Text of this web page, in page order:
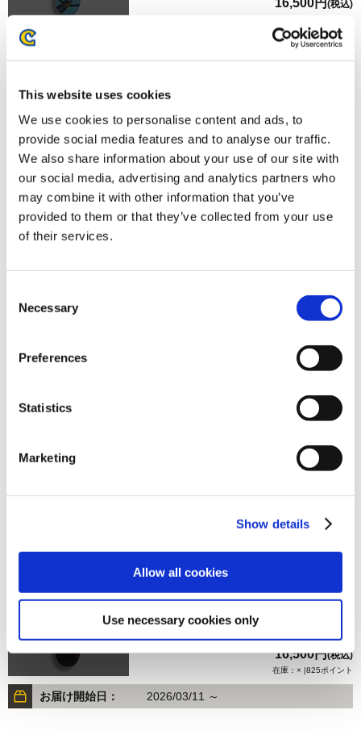
This website uses cookies
We use cookies to personalise content and ads, to
provide social media features and to analyse our traffic.
We also share information about your use of our site with
our social media, advertising and analytics partners who
may combine it with other information that you’ve
provided to them or that they’ve collected from your use
of their services.
Selection
Necessary
Preferences
Statistics
Marketing
Show details
Allow all cookies
Use necessary cookies only
16,500円 (税込)
【オフィシャル商品】ストリートファイター6 スケートボ
16,500円(税込)
【オフィシャル商品】ストリートファイター6 スケートボ
在庫：× |825ポイント
【オフィシャル商品】ストリートファイター6 スケートボ
16,500円(税込)
在庫：× |825ポイント
お届け開始日： 2026/03/11 ～